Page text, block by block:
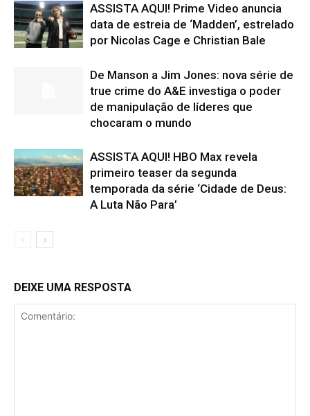
ASSISTA AQUI! Prime Video anuncia
data de estreia de ‘Madden’, estrelado
por Nicolas Cage e Christian Bale
De Manson a Jim Jones: nova série de
true crime do A&E investiga o poder
de manipulação de líderes que
chocaram o mundo
ASSISTA AQUI! HBO Max revela
primeiro teaser da segunda
temporada da série ‘Cidade de Deus:
A Luta Não Para’
DEIXE UMA RESPOSTA